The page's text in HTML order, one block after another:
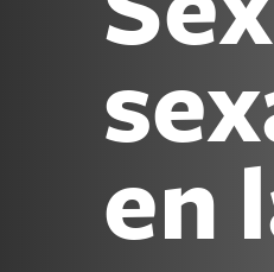
en